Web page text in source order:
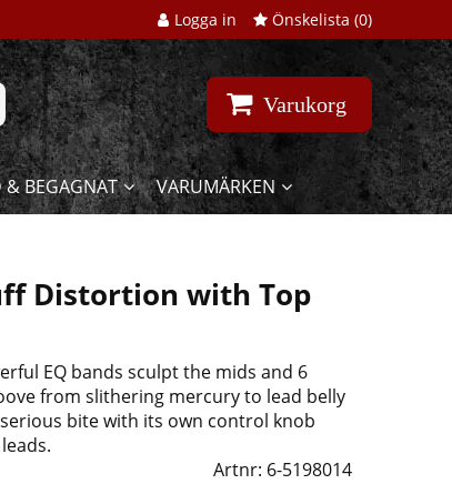
Logga in Önskelista (0)
Varukorg
& BEGAGNAT VARUMÄRKEN
Distortion with Top
EQ bands sculpt the mids and 6
from slithering mercury to lead belly
bite with its own control knob
Artnr: 6-5198014